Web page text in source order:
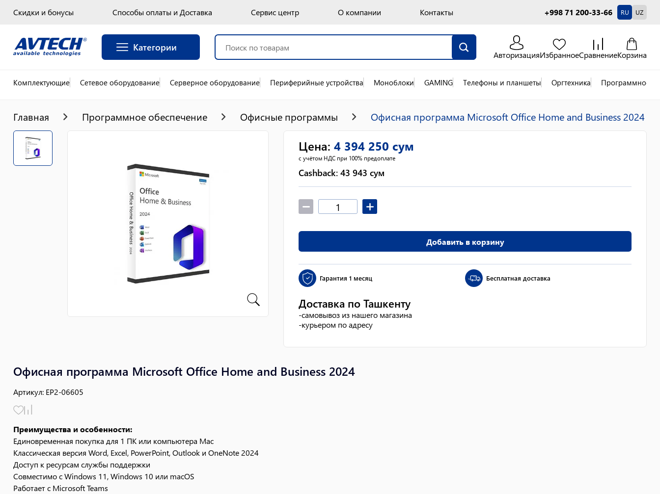
Скидки и бонусы Способы оплаты и Доставка Сервис центр О компании Контакты +998 71 200-33-66 RU UZ
Категории
АвторизацияИзбранноеСравнениеКорзина
Комплектующие Сетевое оборудование Серверное оборудование Периферийные устройства Моноблоки GAMING Телефоны и планшеты Оргтехника Программное
Главная Программное обеспечение Офисные программы Офисная программа Microsoft Office Home and Business 2024
Офисная программа Microsoft Office Home and Business 2024
Артикул: EP2-06605
Преимущества и особенности:
Единовременная покупка для 1 ПК или компьютера Mac
Классическая версия Word, Excel, PowerPoint, Outlook и OneNote 2024
Доступ к ресурсам службы поддержки
Совместимо с Windows 11, Windows 10 или macOS
Работает с Microsoft Teams
Цена: 4 394 250 сум
с учётом НДС при 100% предоплате
Cashback: 43 943 сум
Добавить в корзину
Гарантия 1 месяц Бесплатная доставка
Доставка по Ташкенту
-самовывоз из нашего магазина
-курьером по адресу